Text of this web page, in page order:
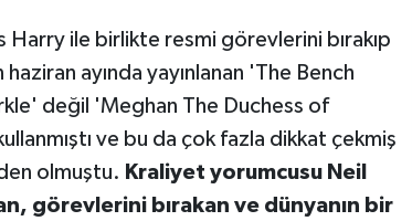
Harry ile birlikte resmi görevlerini bırakıp
ayında yayınlanan 'The Bench
değil 'Meghan The Duchess of
ve bu da çok fazla dikkat çekmiş
olmuştu. Kraliyet yorumcusu Neil
görevlerini bırakan ve dünyanın bir